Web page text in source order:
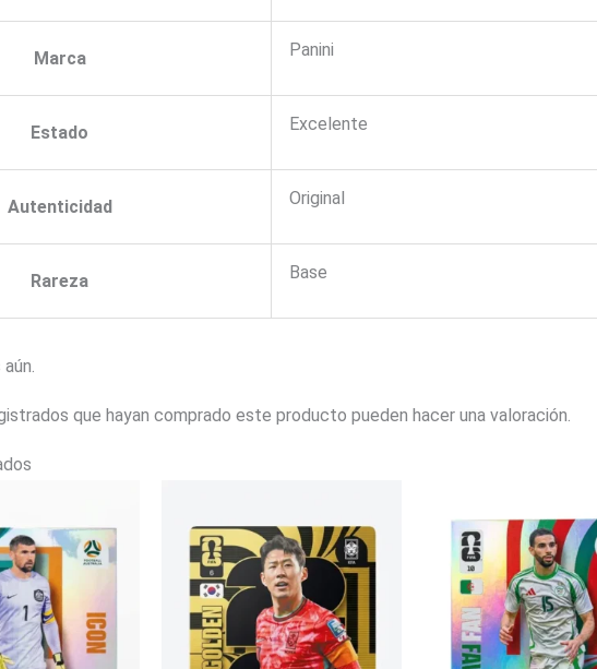
Marca Panini
Estado Excelente
Autenticidad Original
Rareza Base
que hayan comprado este producto pueden hacer una valoración.